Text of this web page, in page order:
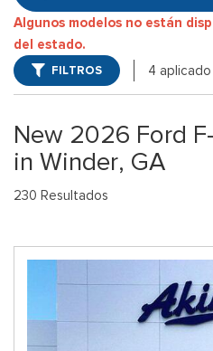
Algunos modelos no están
del estado.
FILTROS 4 aplicado
New 2026 Ford
in Winder, GA
230 Resultados